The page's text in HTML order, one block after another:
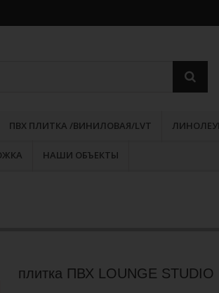
ПВХ ПЛИТКА /ВИНИЛОВАЯ/LVT
НАШИ ОБЪЕКТЫ
плитка ПВХ LOUNGE STUDIO